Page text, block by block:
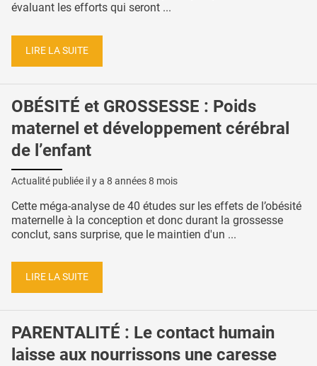
évaluant les efforts qui seront ...
LIRE LA SUITE
OBÉSITÉ et GROSSESSE : Poids
maternel et développement cérébral
de l’enfant
Actualité publiée il y a 8 années 8 mois
Cette méga-analyse de 40 études sur les effets de l’obésité
maternelle à la conception et donc durant la grossesse
conclut, sans surprise, que le maintien d'un ...
LIRE LA SUITE
PARENTALITÉ : Le contact humain
laisse aux nourrissons une caresse